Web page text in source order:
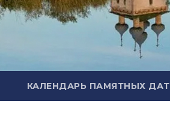
КАЛЕНДАРЬ ПАМЯТНЫХ ДАТ